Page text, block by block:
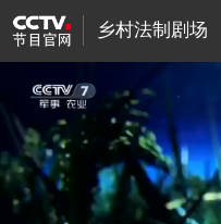
乡村法制剧场